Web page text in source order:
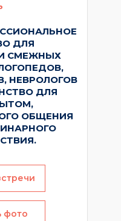
ДЛЯ
СМЕЖНЫХ
НЕВРОЛОГОВ
ДЛЯ
ОБЩЕНИЯ
фото